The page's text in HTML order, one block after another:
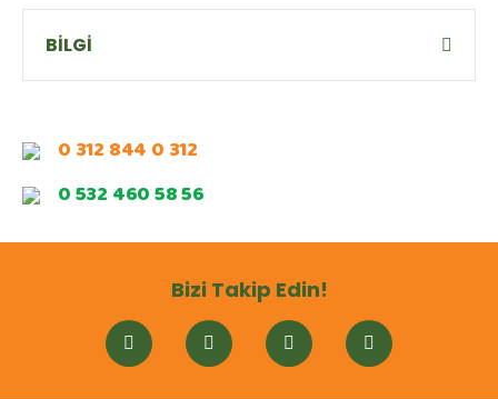
BİLGİ
0 312 844 0 312
0 532 460 58 56
Bizi Takip Edin!